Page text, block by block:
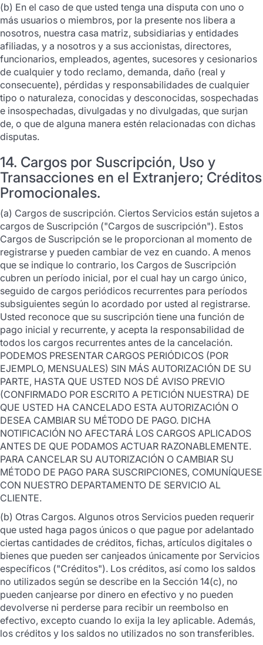
(b) En el caso de que usted tenga una disputa con uno o
más usuarios o miembros, por la presente nos libera a
nosotros, nuestra casa matriz, subsidiarias y entidades
afiliadas, y a nosotros y a sus accionistas, directores,
funcionarios, empleados, agentes, sucesores y cesionarios
de cualquier y todo reclamo, demanda, daño (real y
consecuente), pérdidas y responsabilidades de cualquier
tipo o naturaleza, conocidas y desconocidas, sospechadas
e insospechadas, divulgadas y no divulgadas, que surjan
de, o que de alguna manera estén relacionadas con dichas
disputas.
14. Cargos por Suscripción, Uso y
Transacciones en el Extranjero; Créditos
Promocionales.
(a) Cargos de suscripción. Ciertos Servicios están sujetos a
cargos de Suscripción ("Cargos de suscripción"). Estos
Cargos de Suscripción se le proporcionan al momento de
registrarse y pueden cambiar de vez en cuando. A menos
que se indique lo contrario, los Cargos de Suscripción
cubren un período inicial, por el cual hay un cargo único,
seguido de cargos periódicos recurrentes para períodos
subsiguientes según lo acordado por usted al registrarse.
Usted reconoce que su suscripción tiene una función de
pago inicial y recurrente, y acepta la responsabilidad de
todos los cargos recurrentes antes de la cancelación.
PODEMOS PRESENTAR CARGOS PERIÓDICOS (POR
EJEMPLO, MENSUALES) SIN MÁS AUTORIZACIÓN DE SU
PARTE, HASTA QUE USTED NOS DÉ AVISO PREVIO
(CONFIRMADO POR ESCRITO A PETICIÓN NUESTRA) DE
QUE USTED HA CANCELADO ESTA AUTORIZACIÓN O
DESEA CAMBIAR SU MÉTODO DE PAGO. DICHA
NOTIFICACIÓN NO AFECTARÁ LOS CARGOS APLICADOS
ANTES DE QUE PODAMOS ACTUAR RAZONABLEMENTE.
PARA CANCELAR SU AUTORIZACIÓN O CAMBIAR SU
MÉTODO DE PAGO PARA SUSCRIPCIONES, COMUNÍQUESE
CON NUESTRO DEPARTAMENTO DE SERVICIO AL
CLIENTE.
(b) Otras Cargos. Algunos otros Servicios pueden requerir
que usted haga pagos únicos o que pague por adelantado
ciertas cantidades de créditos, fichas, artículos digitales o
bienes que pueden ser canjeados únicamente por Servicios
específicos ("Créditos"). Los créditos, así como los saldos
no utilizados según se describe en la Sección 14(c), no
pueden canjearse por dinero en efectivo y no pueden
devolverse ni perderse para recibir un reembolso en
efectivo, excepto cuando lo exija la ley aplicable. Además,
los créditos y los saldos no utilizados no son transferibles.